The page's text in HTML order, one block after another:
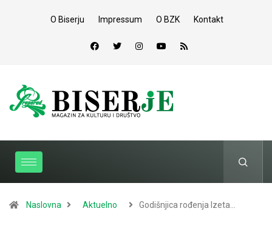
O Biserju Impressum O BZK Kontakt
Naslovna Aktuelno Godišnjica rođenja Izeta…